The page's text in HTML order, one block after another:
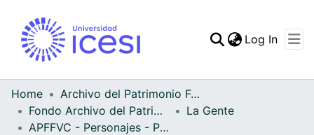
Statistics
Log In
Home
Archivo del Patrimonio Fotográfico y Fílmico del Valle del Cauca
Fondo Archivo del Patrimonio Fotográfico y Fílmico del Valle del Cauca
La Gente
APFFVC - Personajes - Patrimonial